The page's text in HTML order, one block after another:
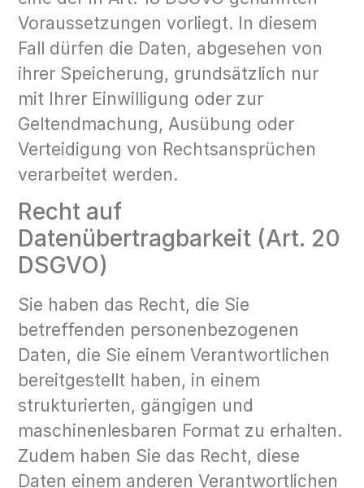
Voraussetzungen vorliegt. In diesem
Fall dürfen die Daten, abgesehen von
ihrer Speicherung, grundsätzlich nur
mit Ihrer Einwilligung oder zur
Geltendmachung, Ausübung oder
Verteidigung von Rechtsansprüchen
verarbeitet werden.
Recht auf
Datenübertragbarkeit (Art. 20
DSGVO)
Sie haben das Recht, die Sie
betreffenden personenbezogenen
Daten, die Sie einem Verantwortlichen
bereitgestellt haben, in einem
strukturierten, gängigen und
maschinenlesbaren Format zu erhalten.
Zudem haben Sie das Recht, diese
Daten einem anderen Verantwortlichen